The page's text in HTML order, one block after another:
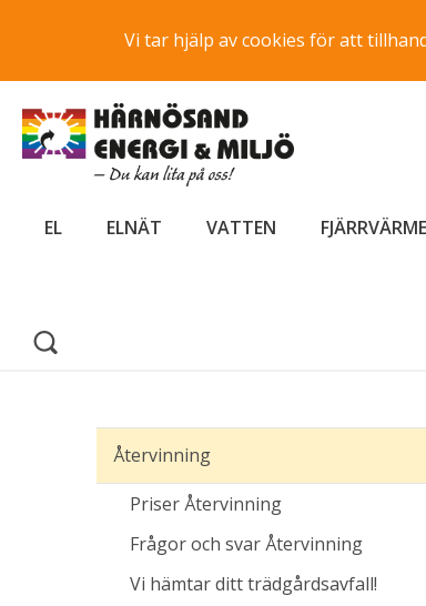
Vi tar hjälp av cookies för att
EL ELNÄT VATTEN FJÄRRVÄRME
Återvinning
Priser Återvinning
Frågor och svar Återvinning
Vi hämtar ditt trädgårdsavfall!